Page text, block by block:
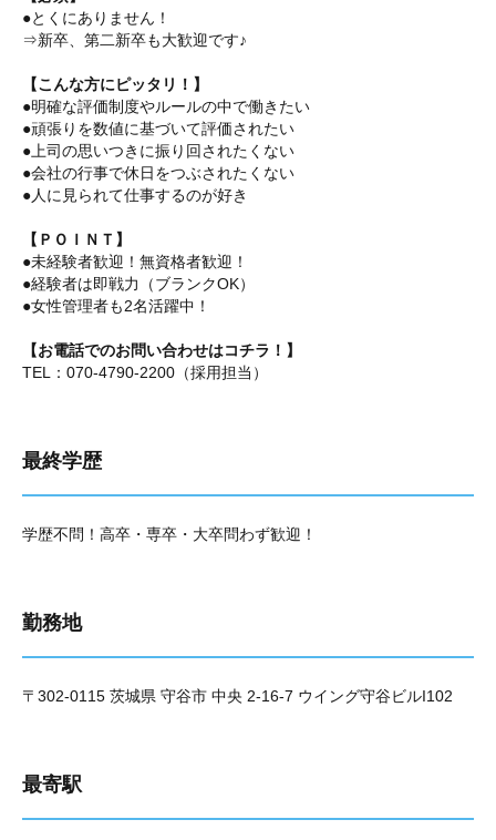
●とくにありません！
⇒新卒、第二新卒も大歓迎です♪
【こんな方にピッタリ！】
●明確な評価制度やルールの中で働きたい
●頑張りを数値に基づいて評価されたい
●上司の思いつきに振り回されたくない
●会社の行事で休日をつぶされたくない
●人に見られて仕事するのが好き
【ＰＯＩＮＴ】
●未経験者歓迎！無資格者歓迎！
●経験者は即戦力（ブランクOK）
●女性管理者も2名活躍中！
【お電話でのお問い合わせはコチラ！】
TEL：070-4790-2200（採用担当）
最終学歴
学歴不問！高卒・専卒・大卒問わず歓迎！
勤務地
〒302-0115 茨城県 守谷市 中央 2-16-7 ウイング守谷ビルI102
最寄駅